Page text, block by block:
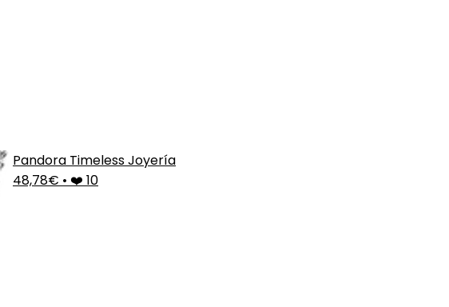
Pandora Timeless Joyería
48,78€ • ❤️ 10